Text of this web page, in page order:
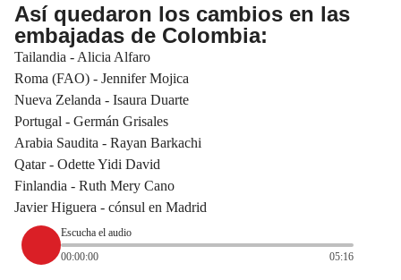
Así quedaron los cambios en las
embajadas de Colombia:
Tailandia - Alicia Alfaro
Roma (FAO) - Jennifer Mojica
Nueva Zelanda - Isaura Duarte
Portugal - Germán Grisales
Arabia Saudita - Rayan Barkachi
Qatar - Odette Yidi David
Finlandia - Ruth Mery Cano
Javier Higuera - cónsul en Madrid
Escucha el audio
00:00:00
05:16